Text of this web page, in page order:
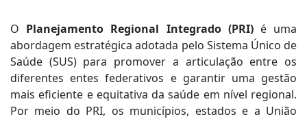
O Planejamento Regional Integrado (PRI)é uma
abordagem estratégica adotada pelo Sistema Único de
Saúde (SUS) para promover a articulação entre os
diferentes entes federativos e garantir uma gestão
mais eficiente e equitativa da saúde em nível regional.
Por meio do PRI, os municípios, estados e a União